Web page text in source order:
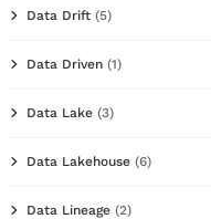
Data Drift (5)
Data Driven (1)
Data Lake (3)
Data Lakehouse (6)
Data Lineage (2)